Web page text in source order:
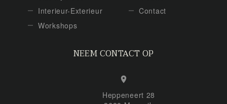
Interieur-Exterieur
Workshops
Contact
NEEM CONTACT OP
Heppeneert 28